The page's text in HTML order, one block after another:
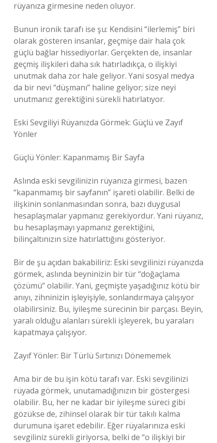
rüyanıza girmesine neden oluyor.
Bunun ironik tarafı ise şu: Kendisini “ilerlemiş” biri
olarak gösteren insanlar, geçmişe dair hala çok
güçlü bağlar hissediyorlar. Gerçekten de, insanlar
geçmiş ilişkileri daha sık hatırladıkça, o ilişkiyi
unutmak daha zor hale geliyor. Yani sosyal medya
da bir nevi “düşmanı” haline geliyor; size neyi
unutmanız gerektiğini sürekli hatırlatıyor.
Eski Sevgiliyi Rüyanızda Görmek: Güçlü ve Zayıf
Yönler
Güçlü Yönler: Kapanmamış Bir Sayfa
Aslında eski sevgilinizin rüyanıza girmesi, bazen
“kapanmamış bir sayfanın” işareti olabilir. Belki de
ilişkinin sonlanmasından sonra, bazı duygusal
hesaplaşmalar yapmanız gerekiyordur. Yani rüyanız,
bu hesaplaşmayı yapmanız gerektiğini,
bilinçaltınızın size hatırlattığını gösteriyor.
Bir de şu açıdan bakabiliriz: Eski sevgilinizi rüyanızda
görmek, aslında beyninizin bir tür “doğaçlama
çözümü” olabilir. Yani, geçmişte yaşadığınız kötü bir
anıyı, zihninizin işleyişiyle, sonlandırmaya çalışıyor
olabilirsiniz. Bu, iyileşme sürecinin bir parçası. Beyin,
yaralı olduğu alanları sürekli işleyerek, bu yaraları
kapatmaya çalışıyor.
Zayıf Yönler: Bir Türlü Sırtınızı Dönememek
Ama bir de bu işin kötü tarafı var. Eski sevgilinizi
rüyada görmek, unutamadığınızın bir göstergesi
olabilir. Bu, her ne kadar bir iyileşme süreci gibi
gözükse de, zihinsel olarak bir tür takılı kalma
durumuna işaret edebilir. Eğer rüyalarınıza eski
sevgiliniz sürekli giriyorsa, belki de “o ilişkiyi bir